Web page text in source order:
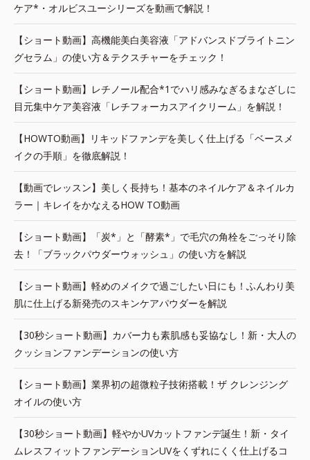
ケア*・オルビスユーシリーズを動画で解説！
【ショート動画】高機能美白美容液「アドバンスドブライトニン
グセラム」の使い方＆テクスチャーをチェック！
【ショート動画】レチノール配合*1でハリ感みなぎるまなざしに
目元集中ケア美容液「レチフォーカスアイクリーム」を解説！
【HOWTO動画】リキッドファンデを美しく仕上げる「ベースメ
イクの手順」を徹底解説！
【動画でレッスン】美しく長持ち！基本のネイルケア＆ネイルカ
ラー｜キレイをかなえるHOW TO動画
【ショート動画】「炭*」と「酵素*」で毛穴の角栓をごっそり除
去！「ブラックパウダーウォッシュ」の使い方を解説
【ショート動画】軽めのメイクで過ごしたい日にも！ふんわり美
肌に仕上げる新発売のスキンケアパウダーを解説
【30秒ショート動画】カバー力も素肌感も妥協なし！新・大人の
クッションファンデーションの使い方
【ショート動画】業界初の超微粒子技術搭載！ザ クレンジング
オイルの使い方
【30秒ショート動画】軽やかUVカットファンデ誕生！新・タイ
ムレスフィットファンデーションUVをくずれにくく仕上げるコ